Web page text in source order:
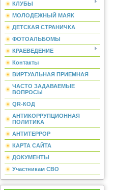
КЛУБЫ
МОЛОДЕЖНЫЙ МАЯК
ДЕТСКАЯ СТРАНИЧКА
ФОТОАЛЬБОМЫ
КРАЕВЕДЕНИЕ
Контакты
ВИРТУАЛЬНАЯ ПРИЕМНАЯ
ЧАСТО ЗАДАВАЕМЫЕ
ВОПРОСЫ
QR-КОД
АНТИКОРРУПЦИОННАЯ
ПОЛИТИКА
АНТИТЕРРОР
КАРТА САЙТА
ДОКУМЕНТЫ
Участникам СВО